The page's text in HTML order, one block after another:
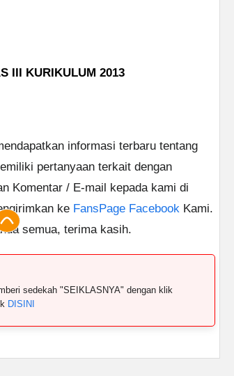
III KURIKULUM 2013
informasi terbaru tentang
pertanyaan terkait dengan
Komentar / E-mail kepada kami di
ke FansPage Facebook Kami.
semua, terima kasih.
sedekah "SEIKLASNYA" dengan klik
DISINI